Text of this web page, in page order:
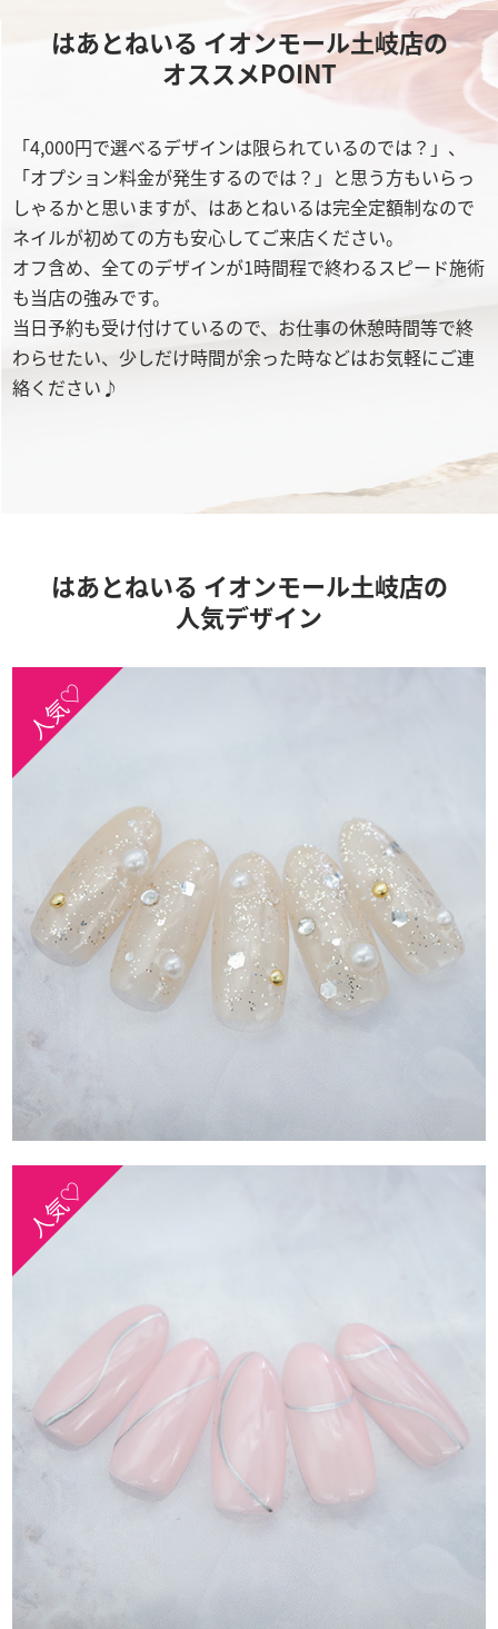
はあとねいる イオンモール土岐店の
オススメPOINT
「4,000円で選べるデザインは限られているのでは？」、
「オプション料金が発生するのでは？」と思う方もいらっ
しゃるかと思いますが、はあとねいるは完全定額制なので
ネイルが初めての方も安心してご来店ください。
オフ含め、全てのデザインが1時間程で終わるスピード施術
も当店の強みです。
当日予約も受け付けているので、お仕事の休憩時間等で終
わらせたい、少しだけ時間が余った時などはお気軽にご連
絡ください♪
はあとねいる イオンモール土岐店の
人気デザイン